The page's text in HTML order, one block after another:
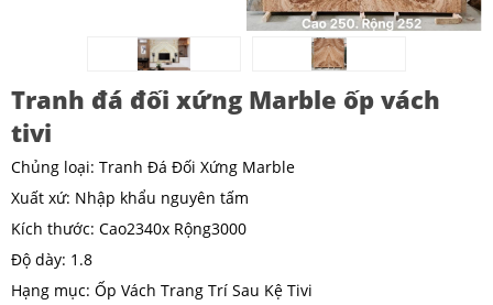
Tranh đá đối xứng Marble ốp vách
tivi
Chủng loại: Tranh Đá Đối Xứng Marble
Xuất xứ: Nhập khẩu nguyên tấm
Kích thước: Cao2340x Rộng3000
Độ dày: 1.8
Hạng mục: Ốp Vách Trang Trí Sau Kệ Tivi